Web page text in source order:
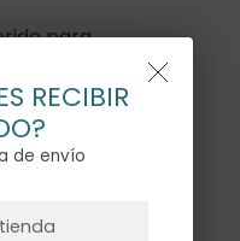
para
hechas
RECIBIR
de envío